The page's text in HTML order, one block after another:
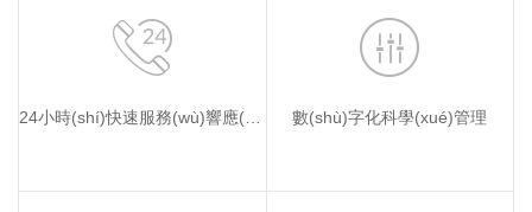
數(shù)字化科學(xué)管理